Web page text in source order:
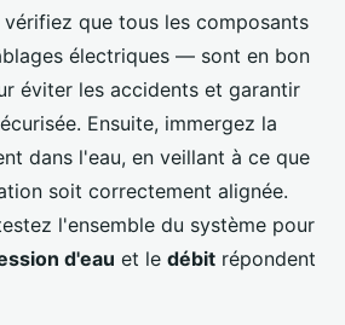
que tous les composants
électriques — sont en bon
éviter les accidents et garantir
Ensuite, immergez la
dans l'eau, en veillant à ce que
soit correctement alignée.
l'ensemble du système pour
d'eau et le débit répondent